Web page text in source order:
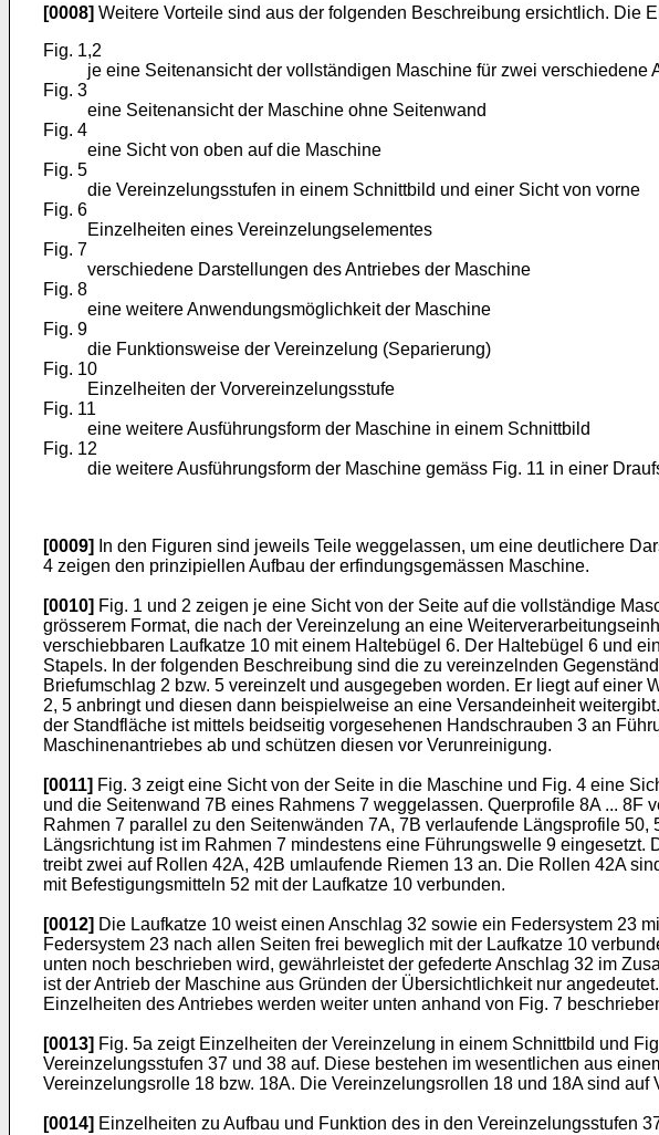
[0008] Weitere Vorteile sind aus der folgenden Beschreibung ersichtlich. Die
Fig. 1,2
je eine Seitenansicht der vollständigen Maschine für zwei
Fig. 3
eine Seitenansicht der Maschine ohne Seitenwand
Fig. 4
eine Sicht von oben auf die Maschine
Fig. 5
die Vereinzelungsstufen in einem Schnittbild und einer Sicht von vorne
Fig. 6
Einzelheiten eines Vereinzelungselementes
Fig. 7
verschiedene Darstellungen des Antriebes der Maschine
Fig. 8
eine weitere Anwendungsmöglichkeit der Maschine
Fig. 9
die Funktionsweise der Vereinzelung (Separierung)
Fig. 10
Einzelheiten der Vorvereinzelungsstufe
Fig. 11
eine weitere Ausführungsform der Maschine in einem Schnittbild
Fig. 12
die weitere Ausführungsform der Maschine gemäss Fig. 11 in einer
[0009]
In den Figuren sind jeweils Teile weggelassen, um eine deutlichere
4 zeigen den prinzipiellen Aufbau der erfindungsgemässen Maschine.
[0010] Fig. 1 und 2 zeigen je eine Sicht von der Seite auf die vollständige
grösserem Format, die nach der Vereinzelung an eine
verschiebbaren Laufkatze 10 mit einem Haltebügel 6. Der Haltebügel 6 und
Stapels. In der folgenden Beschreibung sind die zu vereinzelnden
Briefumschlag 2 bzw. 5 vereinzelt und ausgegeben worden. Er liegt auf
2, 5 anbringt und diesen dann beispielweise an eine Versandeinheit
der Standfläche ist mittels beidseitig vorgesehenen Handschrauben 3 an
Maschinenantriebes ab und schützen diesen vor Verunreinigung.
[0011] Fig. 3 zeigt eine Sicht von der Seite in die Maschine und Fig. 4 eine
und die Seitenwand 7B eines Rahmens 7 weggelassen. Querprofile 8A ...
Rahmen 7 parallel zu den Seitenwänden 7A, 7B verlaufende Längsprofile
Längsrichtung ist im Rahmen 7 mindestens eine Führungswelle 9
treibt zwei auf Rollen 42A, 42B umlaufende Riemen 13 an. Die Rollen 42A
mit Befestigungsmitteln 52 mit der Laufkatze 10 verbunden.
[0012] Die Laufkatze 10 weist einen Anschlag 32 sowie ein Federsystem 23
Federsystem 23 nach allen Seiten frei beweglich mit der Laufkatze 10
unten noch beschrieben wird, gewährleistet der gefederte Anschlag 32 im
ist der Antrieb der Maschine aus Gründen der Übersichtlichkeit nur
Einzelheiten des Antriebes werden weiter unten anhand von Fig. 7
[0013] Fig. 5a zeigt Einzelheiten der Vereinzelung in einem Schnittbild und
Vereinzelungsstufen 37 und 38 auf. Diese bestehen im wesentlichen aus
Vereinzelungsrolle 18 bzw. 18A. Die Vereinzelungsrollen 18 und 18A sind
[0014] Einzelheiten zu Aufbau und Funktion des in den Vereinzelungsstufen